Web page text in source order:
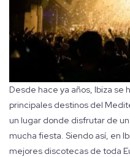
Desde hace ya años, Ibiza se
principales destinos del
un lugar donde disfrutar de
mucha fiesta. Siendo así, en
mejores discotecas de toda